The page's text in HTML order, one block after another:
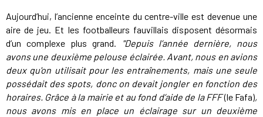
Aujourd’hui, l’ancienne enceinte du centre-ville est devenue une
aire de jeu. Et les footballeurs fauvillais disposent désormais
d’un complexe plus grand.
"Depuis l’année dernière, nous
avons une deuxième pelouse éclairée. Avant, nous en avions
deux qu'on utilisait pour les entraînements, mais une seule
possédait des spots, donc on devait jongler en fonction des
horaires. Grâce à la mairie et au fond d’aide de la FFF(le Fafa),
nous avons mis en place un éclairage sur un deuxième